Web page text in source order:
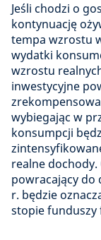
Jeśli chodzi o
kontynuację
tempa wzrostu
wydatki
wzrostu
inwestycyjne
wybiegając w
konsumpcji
realne
powracający do
r. będzie
stopie funduszy